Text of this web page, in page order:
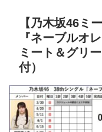
【乃木坂46ミ
『ネーブルオ
ミート＆グリ
付）